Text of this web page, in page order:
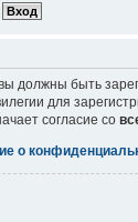
должны быть
для
согласие со
о